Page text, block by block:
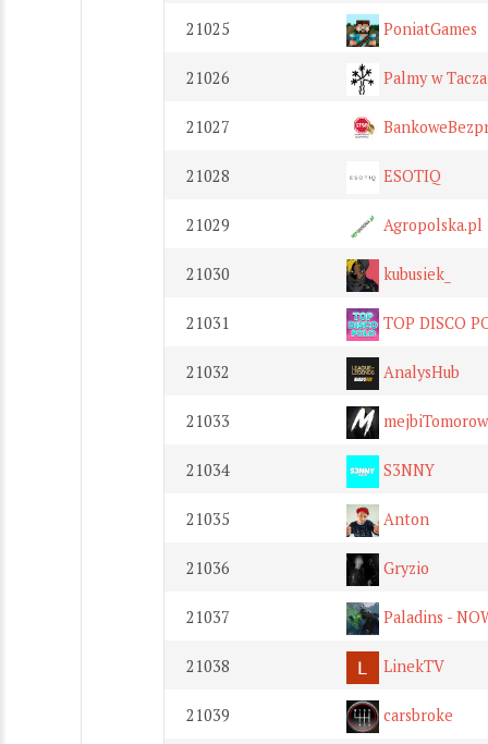
21025 PoniatGames
21026 Palmy w
21027
21028 ESOTIQ
21029 Agropolska.pl
21030 kubusiek_
21031 TOP DISCO
21032 AnalysHub
21033 mejbiTomorow
21034 S3NNY
21035 Anton
21036 Gryzio
21037 Paladins -
21038 LinekTV
21039 carsbroke